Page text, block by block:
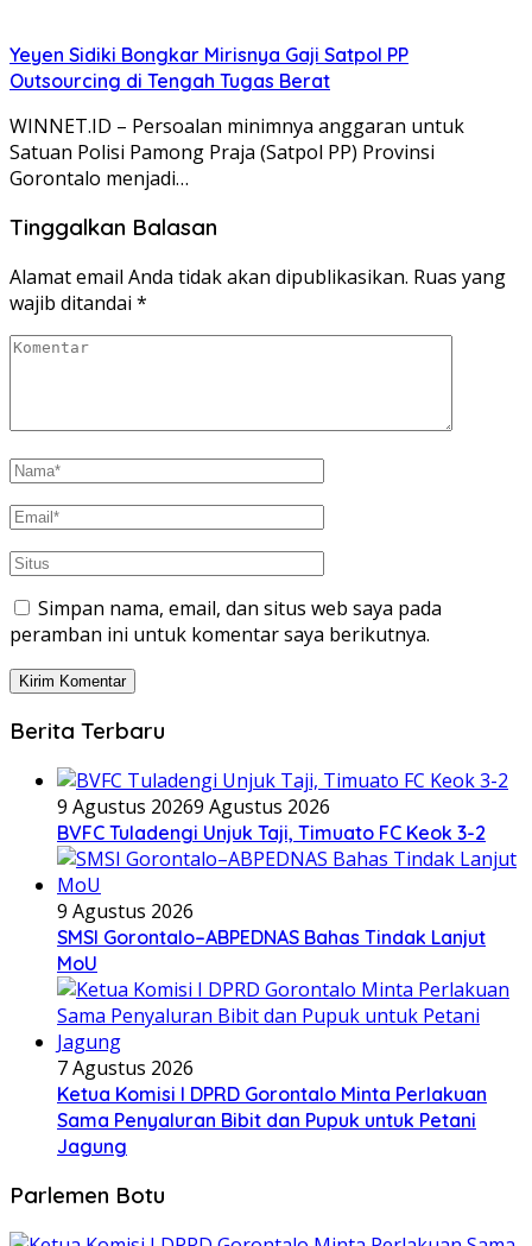
Yeyen Sidiki Bongkar Mirisnya Gaji Satpol PP
Outsourcing di Tengah Tugas Berat
WINNET.ID – Persoalan minimnya anggaran untuk
Satuan Polisi Pamong Praja (Satpol PP) Provinsi
Gorontalo menjadi…
Tinggalkan Balasan
Alamat email Anda tidak akan dipublikasikan. Ruas yang
wajib ditandai *
Simpan nama, email, dan situs web saya pada
peramban ini untuk komentar saya berikutnya.
Berita Terbaru
9 Agustus 20269 Agustus 2026
BVFC Tuladengi Unjuk Taji, Timuato FC Keok 3-2
9 Agustus 2026
SMSI Gorontalo–ABPEDNAS Bahas Tindak Lanjut
MoU
7 Agustus 2026
Ketua Komisi I DPRD Gorontalo Minta Perlakuan
Sama Penyaluran Bibit dan Pupuk untuk Petani
Jagung
Parlemen Botu